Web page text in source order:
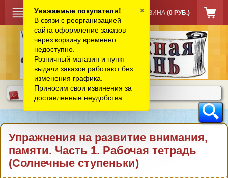
КОРЗИНА (0 РУБ.)
Упражнения на развитие внимания,
памяти. Часть 1. Рабочая тетрадь
(Солнечные ступеньки)
Уважаемые покупатели!
В связи с реорганизацией
сайта оформление заказов
через корзину временно
недоступно.
Розничный магазин и пункт
выдачи заказов работают без
изменения графика.
Приносим свои извинения за
доставленные неудобства.
×